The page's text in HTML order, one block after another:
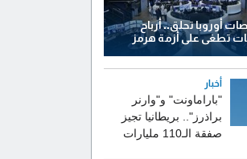
أوروبا تحلق.. أرباح
تطغى على أزمة هرمز
أخبار
"باراماونت" و"وارنر
براذرز".. بريطانيا تجيز
صفقة الـ110 مليارات